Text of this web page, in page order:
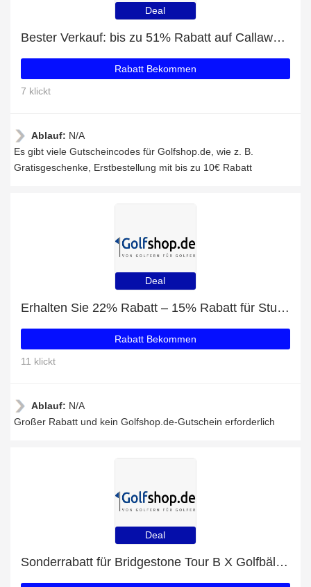
Deal
Bester Verkauf: bis zu 51% Rabatt auf Callaway Supersoft Golfbälle 12Stk
Rabatt Bekommen
7 klickt
Ablauf: N/A
Es gibt viele Gutscheincodes für Golfshop.de, wie z. B.
Gratisgeschenke, Erstbestellung mit bis zu 10€ Rabatt
Deal
Erhalten Sie 22% Rabatt – 15% Rabatt für Studenten und Dailysports SIENA Visor Damen mit 34% Rabatt
Rabatt Bekommen
11 klickt
Ablauf: N/A
Großer Rabatt und kein Golfshop.de-Gutschein erforderlich
Deal
Sonderrabatt für Bridgestone Tour B X Golfbälle - bis zu 50% Rabatt